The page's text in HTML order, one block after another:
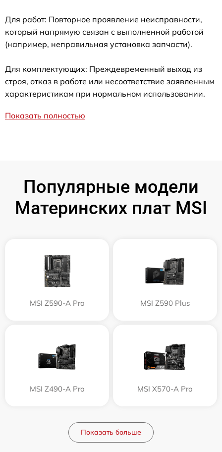
Для работ: Повторное проявление неисправности,
который напрямую связан с выполненной работой
(например, неправильная установка запчасти).
Для комплектующих: Преждевременный выход из
строя, отказ в работе или несоответствие заявленным
характеристикам при нормальном использовании.
Показать полностью
Популярные модели
Материнских плат MSI
MSI Z590-A Pro MSI Z590 Plus
MSI Z490-A Pro MSI X570-A Pro
Показать больше